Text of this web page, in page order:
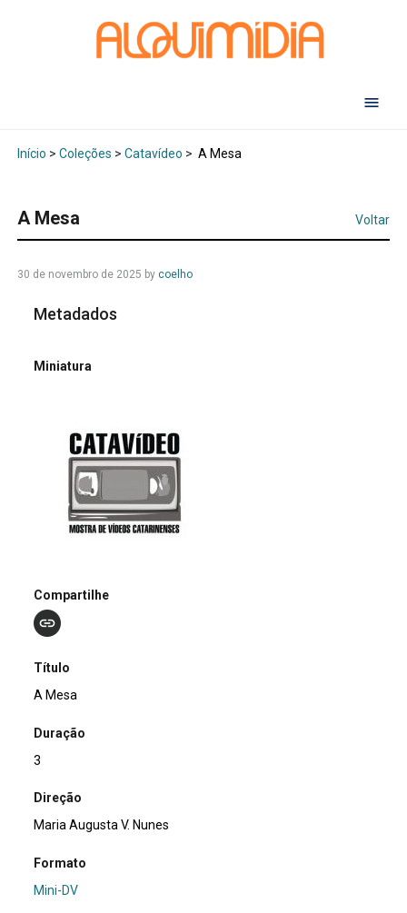
Início > Coleções > Catavídeo > A Mesa
A Mesa Voltar
30 de novembro de 2025 by coelho
Metadados
Miniatura
Compartilhe
Título
A Mesa
Duração
3
Direção
Maria Augusta V. Nunes
Formato
Mini-DV